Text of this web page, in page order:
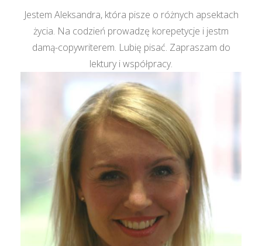
Jestem Aleksandra, która pisze o różnych apsektach
życia. Na codzień prowadzę korepetycje i jestm
damą-copywriterem. Lubię pisać. Zapraszam do
lektury i współpracy.